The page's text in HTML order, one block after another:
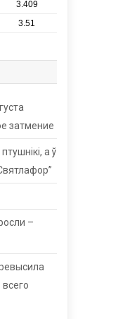
затмение
а ў
–